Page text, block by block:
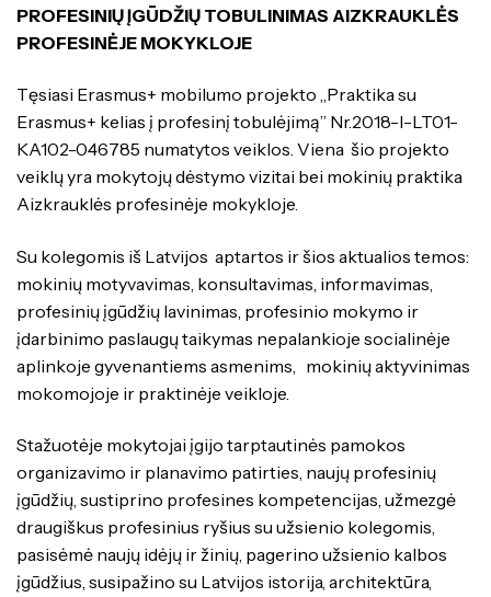
PROFESINIŲ ĮGŪDŽIŲ TOBULINIMAS AIZKRAUKLĖS
PROFESINĖJE MOKYKLOJE
Tęsiasi Erasmus+ mobilumo projekto „Praktika su
Erasmus+ kelias į profesinį tobulėjimą” Nr.2018-l-LT01-
KA102-046785 numatytos veiklos. Viena šio projekto
veiklų yra mokytojų dėstymo vizitai bei mokinių praktika
Aizkrauklės profesinėje mokykloje.
Su kolegomis iš Latvijos aptartos ir šios aktualios temos:
mokinių motyvavimas, konsultavimas, informavimas,
profesinių įgūdžių lavinimas, profesinio mokymo ir
įdarbinimo paslaugų taikymas nepalankioje socialinėje
aplinkoje gyvenantiems asmenims, mokinių aktyvinimas
mokomojoje ir praktinėje veikloje.
Stažuotėje mokytojai įgijo tarptautinės pamokos
organizavimo ir planavimo patirties, naujų profesinių
įgūdžių, sustiprino profesines kompetencijas, užmezgė
draugiškus profesinius ryšius su užsienio kolegomis,
pasisėmė naujų idėjų ir žinių, pagerino užsienio kalbos
įgūdžius, susipažino su Latvijos istorija, architektūra,